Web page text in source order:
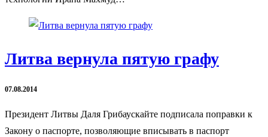
Литва вернула пятую графу
07.08.2014
Президент Литвы Даля Грибаускайте подписала поправки к
Закону о паспорте, позволяющие вписывать в паспорт